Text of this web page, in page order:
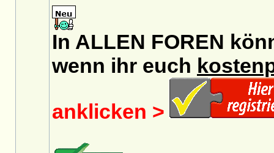
In ALLEN FOREN
wenn ihr euch
anklicken >